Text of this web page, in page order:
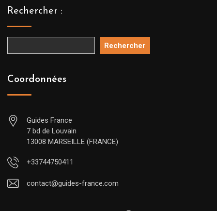
Rechercher :
Rechercher
Coordonnées
Guides France
7 bd de Louvain
13008 MARSEILLE (FRANCE)
+33744750411
contact@guides-france.com